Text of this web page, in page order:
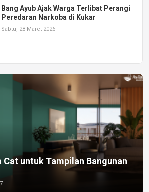
Bang Ayub Ajak Warga Terlibat Perangi
Peredaran Narkoba di Kukar
Sabtu, 28 Maret 2026
Cat untuk Tampilan Bangunan